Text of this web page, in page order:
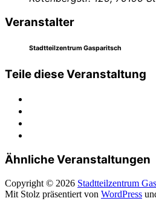
Veranstalter
Stadtteilzentrum Gasparitsch
Teile diese Veranstaltung
Ähnliche Veranstaltungen
Copyright © 2026 Stadtteilzentrum
Mit Stolz präsentiert von WordPress